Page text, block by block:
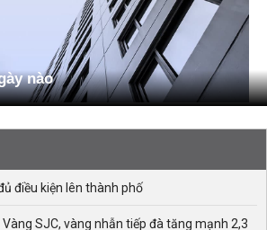
nào
điều kiện lên thành phố
SJC, vàng nhẫn tiếp đà tăng mạnh 2,3